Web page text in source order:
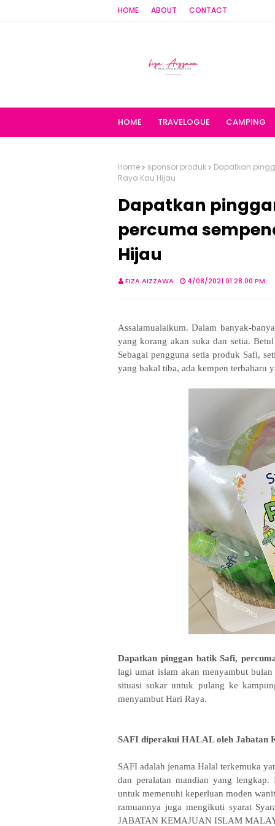
HOME ABOUT CONTACT
HOME TRAVELOGUE CAMPING
Home sponsor produk
Dapatkan
Raya Kau Hijau
Dapatkan
percuma
Hijau
FIZA AIZZAWA 4/08/2021 01:28:00 PM
Assalamualaikum. Dalam banyak-
yang korang akan suka dan setia.
Sebagai pengguna setia produk Safi,
yang bakal tiba, ada kempen terbaharu
Dapatkan pinggan batik Safi,
lagi umat islam akan menyambut
situasi sukar untuk pulang ke
menyambut Hari Raya.
SAFI diperakui HALAL oleh Jabatan
SAFI adalah jenama Halal terkemuka
dan peralatan mandian yang
untuk memenuhi keperluan moden
ramuannya juga mengikuti syarat
JABATAN KEMAJUAN ISLAM